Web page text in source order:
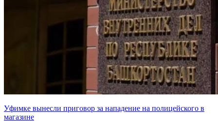
Уфимке вынесли приговор за нападение на полицейского в
магазине